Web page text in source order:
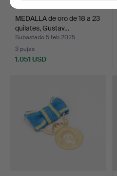
MEDALLA de oro de 18 a 23
quilates, Gustav…
Subastado 5 feb 2025
3 pujas
1.051 USD